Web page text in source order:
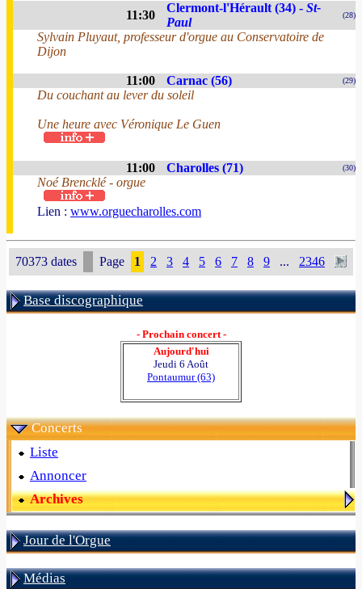
11:30
Clermont-l'Hérault (34) - St-
Paul
(28)
Sylvain Pluyaut, professeur d'orgue au Conservatoire de
Dijon
11:00 Carnac (56) (29)
Du couchant au lever du soleil
Une heure avec Véronique Le Guen
11:00 Charolles (71) (30)
Noé Brencklé - orgue
Lien : www.orguecharolles.com
70373 dates Page 1 2 3 4 5 6 7 8 9 ... 2346
Base discographique
- Prochain concert -
Aujourd'hui
Jeudi 6 Août
Pontaumur (63)
Concerts
Liste
Annoncer
Archives
Jour de l'Orgue
Médias